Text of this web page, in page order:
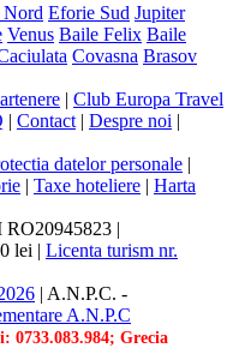
Eforie Sud Jupiter
Venus Baile Felix Baile
Covasna Brasov
| Club Europa Travel
| Contact | Despre noi |
datelor personale |
| Taxe hoteliere | Harta
RO20945823 |
lei | Licenta turism nr.
| A.N.P.C. -
A.N.P.C
0733.083.984; Grecia